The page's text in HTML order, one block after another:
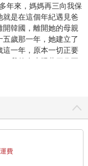
年來，媽媽再三向我保
是在這個年紀遇見爸
韓國，離開她的母親
歲那一年，她建立了
一年，原本一切正要
，我的人生跟著四分五
每年秋天，我都得重
來掃墓留下的繽紛花束
不覺得應當感受的心
每當接近生日、忌
時鐘就會嗡嗡作響，
費